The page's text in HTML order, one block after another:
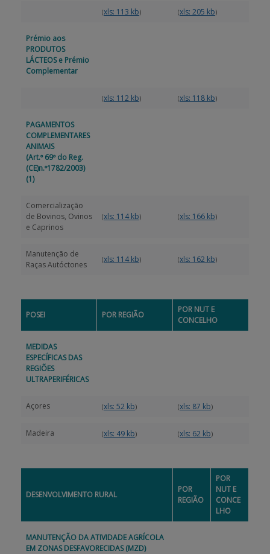
(xls: 113 kb) (xls: 205 kb)
Prémio aos
PRODUTOS
LÁCTEOS e Prémio
Complementar
(xls: 112 kb) (xls: 118 kb)
PAGAMENTOS
COMPLEMENTARES
ANIMAIS
(Art.º 69º do Reg.
(CE)n.º1782/2003)
(1)
Comercialização
de Bovinos, Ovinos
e Caprinos
(xls: 114 kb) (xls: 166 kb)
Manutenção de
Raças Autóctones
(xls: 114 kb) (xls: 162 kb)
POSEI POR REGIÃO
POR NUT E
CONCELHO
MEDIDAS
ESPECÍFICAS DAS
REGIÕES
ULTRAPERIFÉRICAS
Açores (xls: 52 kb) (xls: 87 kb)
Madeira (xls: 49 kb) (xls: 62 kb)
DESENVOLVIMENTO RURAL
POR
REGIÃO
POR
NUT E
CONCE
LHO
MANUTENÇÃO DA ATIVIDADE AGRÍCOLA
EM ZONAS DESFAVORECIDAS (MZD)